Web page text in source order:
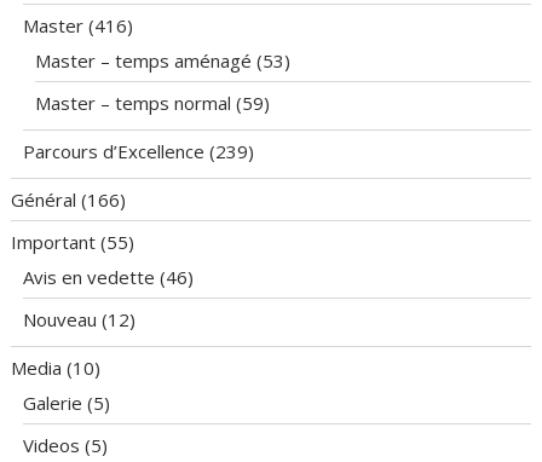
Master (416)
Master – temps aménagé (53)
Master – temps normal (59)
Parcours d’Excellence (239)
Général (166)
Important (55)
Avis en vedette (46)
Nouveau (12)
Media (10)
Galerie (5)
Videos (5)